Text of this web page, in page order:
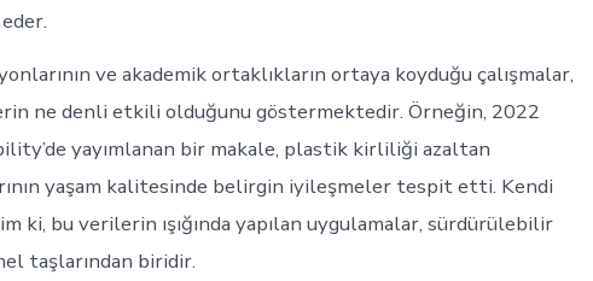
ve akademik ortaklıkların ortaya koyduğu çalışmalar,
ne denli etkili olduğunu göstermektedir. Örneğin, 2022
yayımlanan bir makale, plastik kirliliği azaltan
yaşam kalitesinde belirgin iyileşmeler tespit etti. Kendi
ki, bu verilerin ışığında yapılan uygulamalar, sürdürülebilir
taşlarından biridir.